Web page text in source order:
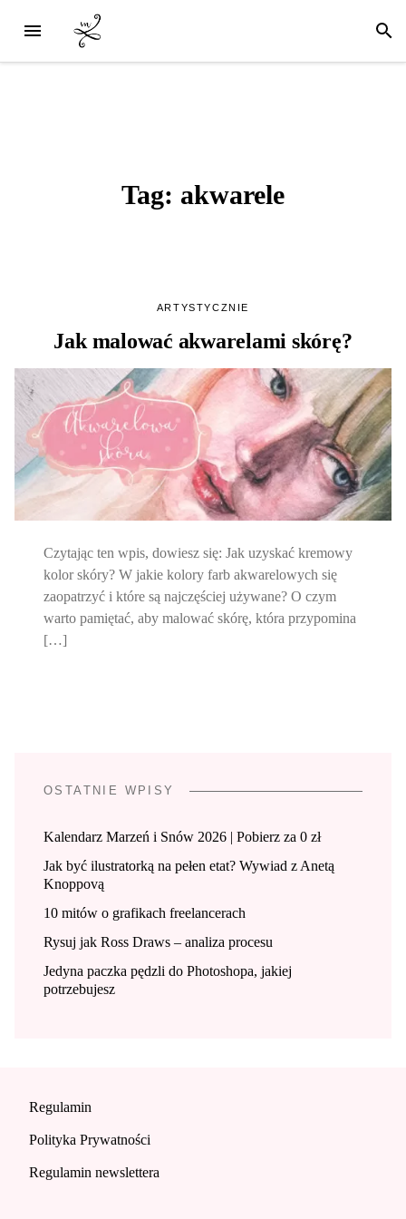
Tag: akwarele
ARTYSTYCZNIE
Jak malować akwarelami skórę?
Czytając ten wpis, dowiesz się: Jak uzyskać kremowy
kolor skóry? W jakie kolory farb akwarelowych się
zaopatrzyć i które są najczęściej używane? O czym
warto pamiętać, aby malować skórę, która przypomina
[…]
OSTATNIE WPISY
Kalendarz Marzeń i Snów 2026 | Pobierz za 0 zł
Jak być ilustratorką na pełen etat? Wywiad z Anetą
Knoppovą
10 mitów o grafikach freelancerach
Rysuj jak Ross Draws – analiza procesu
Jedyna paczka pędzli do Photoshopa, jakiej
potrzebujesz
Regulamin
Polityka Prywatności
Regulamin newslettera